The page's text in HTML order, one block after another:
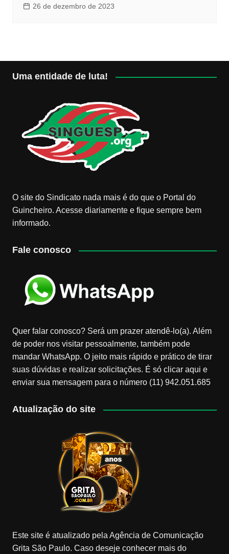
26 de dezembro de 2023
Uma entidade de luta!
O site do Sindicato nada mais é do que o Portal do
Guincheiro. Acesse diariamente e fique sempre bem
informado.
Fale conosco
Quer falar conosco? Será um prazer atendê-lo(a). Além
de poder nos visitar pessoalmente, também pode
mandar WhatsApp. O jeito mais rápido e prático de tirar
suas dúvidas e realizar solicitações. É só clicar aqui e
enviar sua mensagem para o número (11) 942.051.685
Atualização do site
Este site é atualizado pela Agência de Comunicação
Grita São Paulo. Caso deseje conhecer mais do